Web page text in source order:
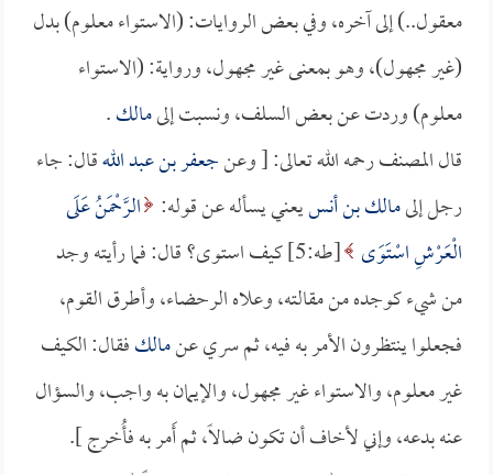
معقول..) إلى آخره، وفي بعض الروايات: (الاستواء معلوم) بدل
(غير مجهول)، وهو بمعنى غير مجهول، ورواية: (الاستواء
معلوم) وردت عن بعض السلف، ونسبت إلىمالك.
قال المصنف رحمه الله تعالى: [ وعنجعفر بن عبد اللهقال: جاء
رجل إلىمالك بن أنسيعني يسأله عن قوله: الرَّحْمَنُ عَلَى
الْعَرْشِ اسْتَوَى
[طه:5] كيف استوى؟ قال: فما رأيته وجد
من شيء كوجده من مقالته، وعلاه الرحضاء، وأطرق القوم،
فجعلوا ينتظرون الأمر به فيه، ثم سري عنمالكفقال: الكيف
غير معلوم، والاستواء غير مجهول، والإيمان به واجب، والسؤال
عنه بدعه، وإني لأخاف أن تكون ضالاً، ثم أَمر به فأُخرج ].